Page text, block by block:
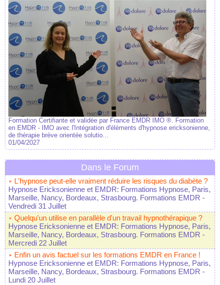
Formation Certifiante et validée par France EMDR IMO ®. Formation
en EMDR - IMO avec l'Intégration d'éléments d'hypnose ericksonienne,
de thérapie brève orientée solutio...
01/04/2027
Dans le Forum
L'hypnose peut-elle vraiment réduire les risques du diabète ?
Hypnose Ericksonienne et EMDR: Formations Hypnose, Paris,
Marseille, Nancy, Bordeaux, Strasbourg. Formations EMDR -
Vendredi 31 Juillet
Quelqu'un utilise en parallèle d'un travail hypnothérapique ?
Hypnose Ericksonienne et EMDR: Formations Hypnose, Paris,
Marseille, Nancy, Bordeaux, Strasbourg. Formations EMDR -
Mercredi 22 Juillet
Enfin un avis factuel sur les formations EMDR en France !
Hypnose Ericksonienne et EMDR: Formations Hypnose, Paris,
Marseille, Nancy, Bordeaux, Strasbourg. Formations EMDR -
Lundi 20 Juillet